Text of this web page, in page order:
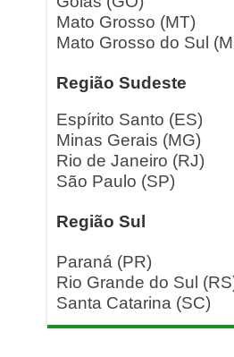
Mato Grosso (MT)
Mato Grosso do Sul
Região Sudeste
Espírito Santo (ES)
Minas Gerais (MG)
Rio de Janeiro (RJ)
São Paulo (SP)
Região Sul
Paraná (PR)
Rio Grande do Sul
Santa Catarina (SC)